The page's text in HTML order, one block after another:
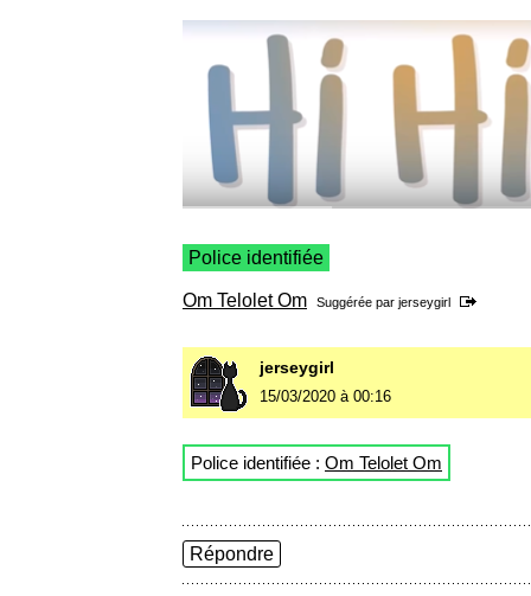
Police identifiée
Om Telolet Om Suggérée par jerseygirl
jerseygirl
15/03/2020 à 00:16
Police identifiée : Om Telolet Om
Répondre